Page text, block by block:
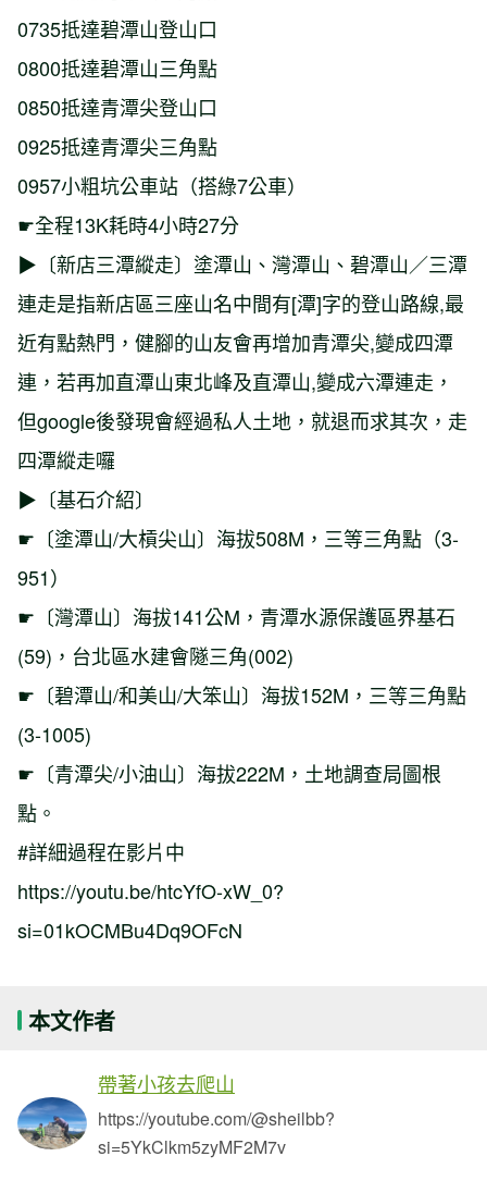
0735抵達碧潭山登山口
0800抵達碧潭山三角點
0850抵達青潭尖登山口
0925抵達青潭尖三角點
0957小粗坑公車站（搭綠7公車）
☛全程13K耗時4小時27分
▶〔新店三潭縱走〕塗潭山、灣潭山、碧潭山／三潭
連走是指新店區三座山名中間有[潭]字的登山路線,最
近有點熱門，健腳的山友會再增加青潭尖,變成四潭
連，若再加直潭山東北峰及直潭山,變成六潭連走，
但google後發現會經過私人土地，就退而求其次，走
四潭縱走囉
▶〔基石介紹〕
☛〔塗潭山/大槓尖山〕海拔508M，三等三角點（3-
951）
☛〔灣潭山〕海拔141公M，青潭水源保護區界基石
(59)，台北區水建會隧三角(002)
☛〔碧潭山/和美山/大笨山〕海拔152M，三等三角點
(3-1005)
☛〔青潭尖/小油山〕海拔222M，土地調查局圖根
點。
#詳細過程在影片中
https://youtu.be/htcYfO-xW_0?
si=01kOCMBu4Dq9OFcN
本文作者
帶著小孩去爬山
https://youtube.com/@sheilbb?
si=5YkClkm5zyMF2M7v